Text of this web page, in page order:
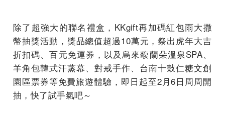
除了超強大的聯名禮盒，KKgift再加碼紅包雨大撒
幣抽獎活動， 獎品總值超過10萬元，祭出虎年大吉
折扣碼、百元免運券， 以及烏來馥蘭朵溫泉SPA、
羊角包韓式汗蒸幕、對戒手作、 台南十鼓仁糖文創
園區票券等免費旅遊體驗， 即日起至2月6日周周開
抽，快了試手氣吧～